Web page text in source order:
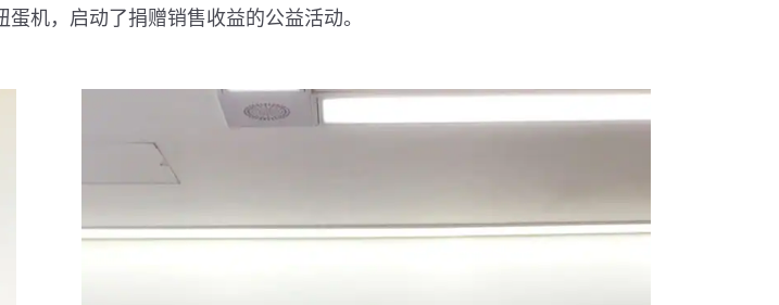
机，启动了捐赠销售收益的公益活动。